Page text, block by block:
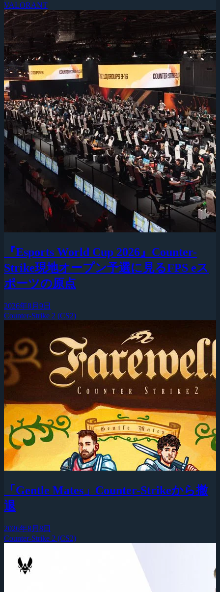
VALORANT
『Esports World Cup 2026』Counter-
Strike現地オープン予選に見るFPS eス
ポーツの原点
2026年8月9日
Counter-Strike 2 (CS2)
「Gentle Mates」Counter-Strikeから撤
退
2026年8月8日
Counter-Strike 2 (CS2)